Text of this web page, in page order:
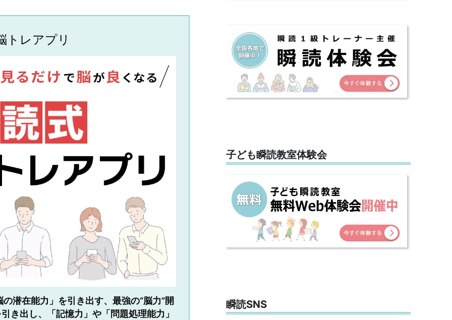
トレアプリ
潜在能力」を引き出す、最強の“脳力”開
き出し、「記憶力」や「問題処理能力」
子ども瞬読教室体験会
瞬読SNS